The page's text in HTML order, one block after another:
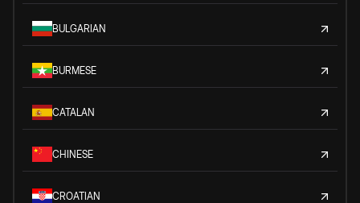
BULGARIAN
BURMESE
CATALAN
CHINESE
CROATIAN